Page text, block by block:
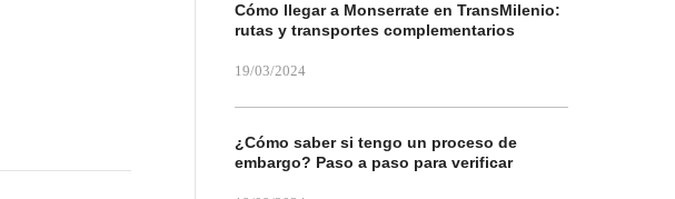
Cómo llegar a Monserrate en TransMilenio:
rutas y transportes complementarios
19/03/2024
¿Cómo saber si tengo un proceso de
embargo? Paso a paso para verificar